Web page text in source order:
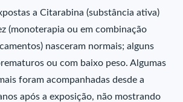
a Citarabina (substância ativa)
(monoterapia ou em combinação
nasceram normais; alguns
ou com baixo peso. Algumas
foram acompanhadas desde a
após a exposição, não mostrando